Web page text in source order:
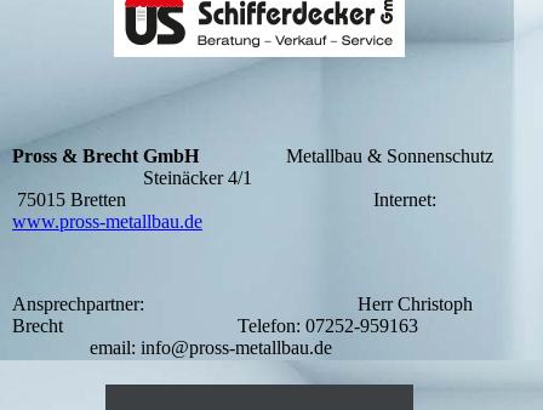
Pross & Brecht GmbH Metallbau & Sonnenschutz
Steinäcker 4/1
75015 Bretten Internet:
www.pross-metallbau.de
Ansprechpartner: Herr Christoph
Brecht Telefon: 07252-959163
email: info@pross-metallbau.de